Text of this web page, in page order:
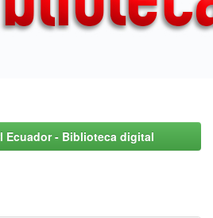
Ecuador - Biblioteca digital